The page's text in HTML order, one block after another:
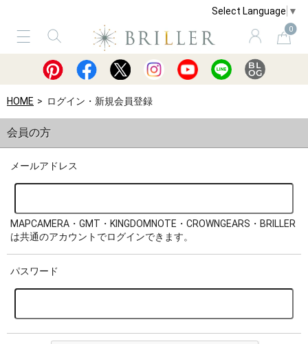
Select Language ▼
0
サービス ショッピングガイド 買取
HOME ログイン・新規会員登録
会員の方
メールアドレス
MAPCAMERA・GMT・KINGDOMNOTE・CROWNGEARS・BRILLER
は共通のアカウントでログインできます。
パスワード